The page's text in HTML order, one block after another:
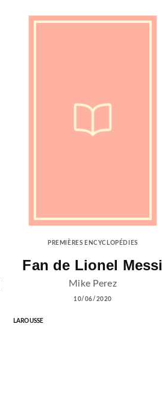
PREMIÈRES ENCYCLOPÉDIES
Fan de Lionel Messi
Mike Perez
10/06/2020
LAROUSSE